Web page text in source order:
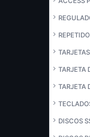
TARJETA
TARJETA
DISCOS